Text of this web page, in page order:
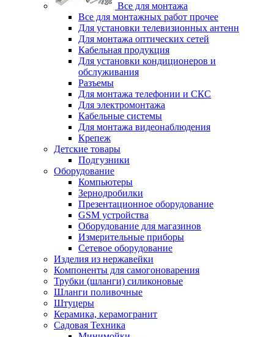
Все для монтажа
Все для монтажных работ прочее
Для установки телевизионных антенн
Для монтажа оптических сетей
Кабельная продукция
Для установки кондиционеров и
обслуживания
Разъемы
Для монтажа телефонии и СКС
Для электромонтажа
Кабельные системы
Для монтажа видеонаблюдения
Крепеж
Детские товары
Подгузники
Оборудование
Компьютеры
Зернодробилки
Презентационное оборудование
GSM устройства
Оборудование для магазинов
Измерительные приборы
Сетевое оборудование
Изделия из нержавейки
Компоненты для самогоноварения
Трубки (шланги) силиконовые
Шланги поливочные
Штуцеры
Керамика, керамогранит
Садовая Техника